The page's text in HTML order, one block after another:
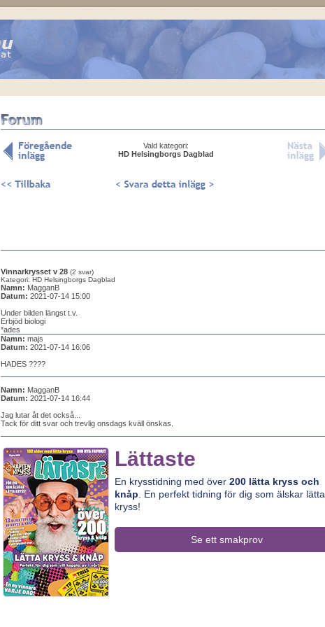
Vald kategori:
HD Helsingborgs Dagblad
Vinnarkrysset v 28 (2 svar)
Kategori: HD Helsingborgs Dagblad
Namn: MagganB
Datum: 2021-07-14 15:00
Under bilden längst t.v.
Erbjöd biologi
*ades
Namn: majs
Datum: 2021-07-14 16:06
HADES ????
Namn: MagganB
Datum: 2021-07-14 16:44
Jag lutar åt det också...
Tack för ditt svar och trevlig onsdags kväll önskas.
Lättaste
En krysstidning med över 200 lätta kryss och
knåp . En perfekt tidning för dig som älskar lätta
kryss!
Se ett smakprov